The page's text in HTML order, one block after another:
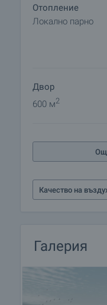
Отопление
Локално парно
Двор
600 м2
Качество на
Галерия